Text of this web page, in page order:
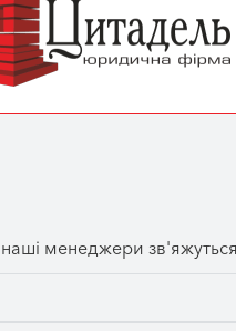
наші менеджери